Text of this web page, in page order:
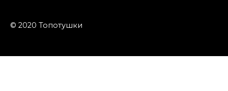
© 2020 Топотушки